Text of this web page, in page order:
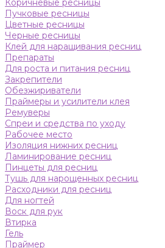
Коричневые ресницы
Пучковые ресницы
Цветные ресницы
Черные ресницы
Клей для наращивания ресниц
Препараты
Для роста и питания ресниц
Закрепители
Обезжириватели
Праймеры и усилители клея
Ремуверы
Спреи и средства по уходу
Рабочее место
Изоляция нижних ресниц
Ламинирование ресниц
Пинцеты для ресниц
Тушь для нарощенных ресниц
Расходники для ресниц
Для ногтей
Воск для рук
Втирка
Гель
Праймер